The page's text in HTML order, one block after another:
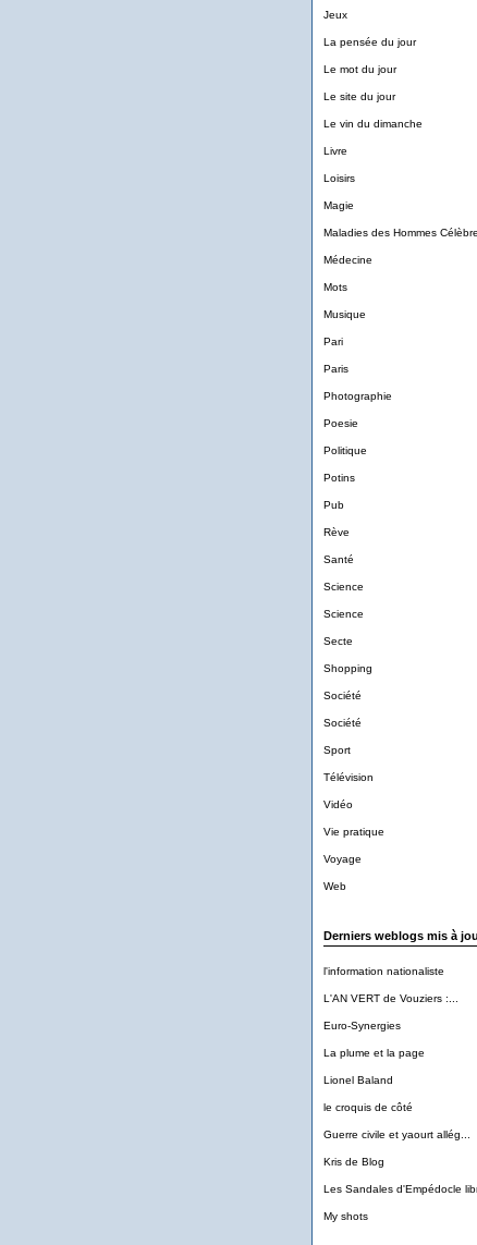
Jeux
La pensée du jour
Le mot du jour
Le site du jour
Le vin du dimanche
Livre
Loisirs
Magie
Maladies des Hommes
Médecine
Mots
Musique
Pari
Paris
Photographie
Poesie
Politique
Potins
Pub
Rève
Santé
Science
Science
Secte
Shopping
Société
Société
Sport
Télévision
Vidéo
Vie pratique
Voyage
Web
Derniers weblogs mis à
l'information nationaliste
L'AN VERT de Vouziers :...
Euro-Synergies
La plume et la page
Lionel Baland
le croquis de côté
Guerre civile et yaourt allég...
Kris de Blog
Les Sandales d'Empédocle
My shots